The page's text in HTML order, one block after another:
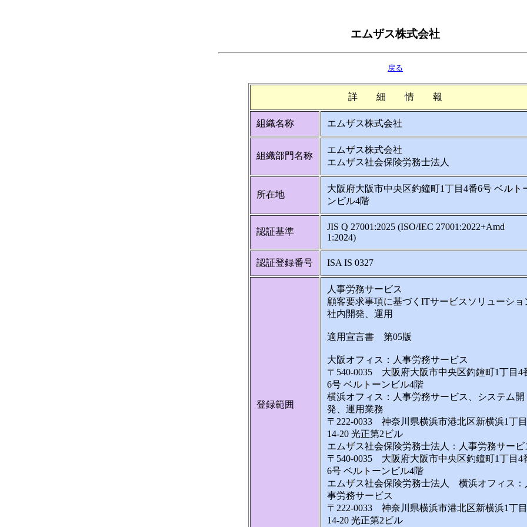
エムザス株式会社
戻る
詳 細 情 報
組織名称 エムザス株式会社
組織部門名称
エムザス株式会社
エムザス社会保険労務士法人
所在地
大阪府大阪市中央区釣鐘町1丁目4番6号 ベルト
ンビル4階
認証基準
JIS Q 27001:2025 (ISO/IEC 27001:2022+Amd
1:2024)
認証登録番号 ISA IS 0327
登録範囲
人事労務サービス
顧客要求事項に基づくITサービスソリューショ
社内開発、運用
適用宣言書 第05版
大阪オフィス：人事労務サービス
〒540-0035 大阪府大阪市中央区釣鐘町1丁目4
6号 ベルトーンビル4階
横浜オフィス：人事労務サービス、システム開
発、運用業務
〒222-0033 神奈川県横浜市港北区新横浜1丁目
14-20 光正第2ビル
エムザス社会保険労務士法人：人事労務サービ
〒540-0035 大阪府大阪市中央区釣鐘町1丁目4
6号 ベルトーンビル4階
エムザス社会保険労務士法人 横浜オフィス：
事労務サービス
〒222-0033 神奈川県横浜市港北区新横浜1丁目
14-20 光正第2ビル